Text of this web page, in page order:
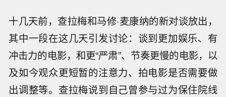
十几天前，查拉梅和马修·麦康纳的新对谈放出，
其中一段在这几天引发讨论：谈到更加娱乐、有
冲击力的电影，和更“严肃”、节奏更慢的电影，以
及如今观众更短暂的注意力、拍电影是否需要做
出调整等。查拉梅说到自己曾参与过为保住院线